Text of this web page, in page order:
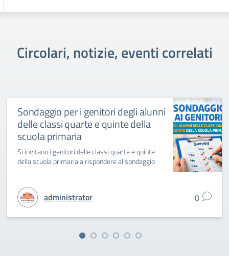
Circolari, notizie, eventi correlati
Sondaggio per i genitori degli alunni
delle classi quarte e quinte della
scuola primaria
Si invitano i genitori delle classi quarte e quinte
della scuola primaria a rispondere al sondaggio
administrator 0